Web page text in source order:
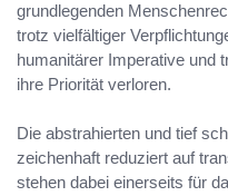
grundlegenden
trotz vielfältiger
humanitärer Imperative und
ihre Priorität verloren.
Die abstrahierten und tief
zeichenhaft reduziert auf
stehen dabei einerseits für